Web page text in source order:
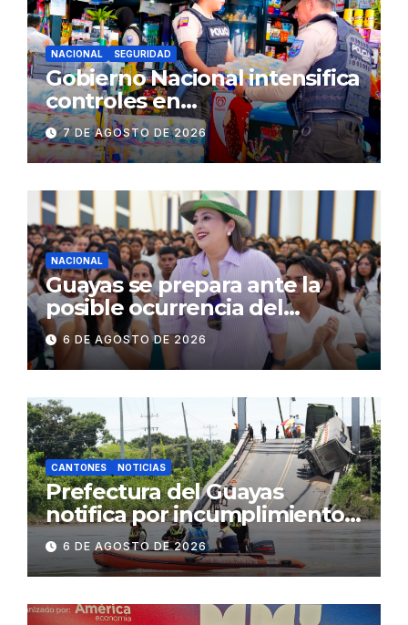
NACIONAL SEGURIDAD
Gobierno Nacional intensifica
controles en
establecimientos y espacios
públicos de Pichincha: 684
operativos en zonas
comerciales y de
concurrencia
7 DE AGOSTO DE 2026
NACIONAL
Guayas se prepara ante la
posible ocurrencia del
fenómeno de El Niño:
Gobierno Nacional capacita a
2.500 jóvenes
6 DE AGOSTO DE 2026
CANTONES NOTICIAS
Prefectura del Guayas
notifica por incumplimiento
contractual a la
Concesionaria CONORTE y
exige celeridad en
desmontaje del puente
6 DE AGOSTO DE 2026